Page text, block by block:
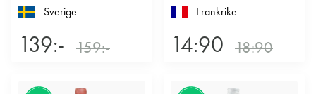
Sverige
139:- 159:-
Frankrike
14:90 18:90